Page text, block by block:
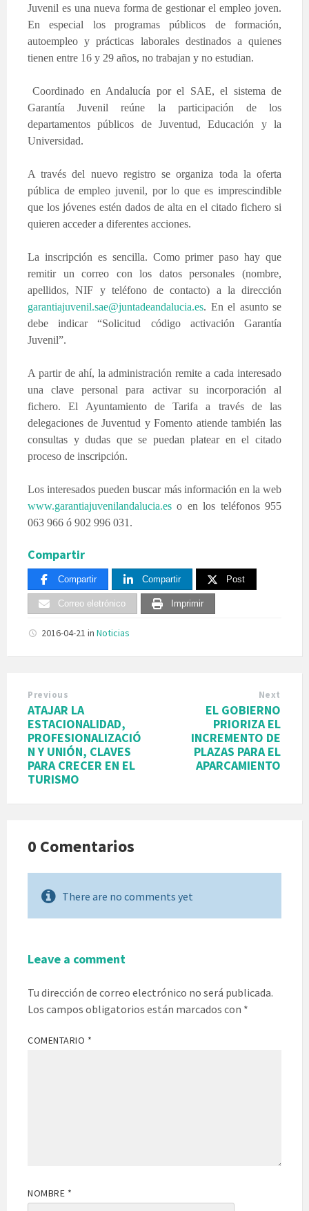
Juvenil es una nueva forma de gestionar el empleo joven.
En especial los programas públicos de formación,
autoempleo y prácticas laborales destinados a quienes
tienen entre 16 y 29 años, no trabajan y no estudian.
Coordinado en Andalucía por el SAE, el sistema de
Garantía Juvenil reúne la participación de los
departamentos públicos de Juventud, Educación y la
Universidad.
A través del nuevo registro se organiza toda la oferta
pública de empleo juvenil, por lo que es imprescindible
que los jóvenes estén dados de alta en el citado fichero si
quieren acceder a diferentes acciones.
La inscripción es sencilla. Como primer paso hay que
remitir un correo con los datos personales (nombre,
apellidos, NIF y teléfono de contacto) a la dirección
garantiajuvenil.sae@juntadeandalucia.es. En el asunto se
debe indicar “Solicitud código activación Garantía
Juvenil”.
A partir de ahí, la administración remite a cada interesado
una clave personal para activar su incorporación al
fichero. El Ayuntamiento de Tarifa a través de las
delegaciones de Juventud y Fomento atiende también las
consultas y dudas que se puedan platear en el citado
proceso de inscripción.
Los interesados pueden buscar más información en la web
www.garantiajuvenilandalucia.es o en los teléfonos 955
063 966 ó 902 996 031.
Compartir
Compartir Compartir Post
Correo eletrónico Imprimir
2016-04-21 in Noticias
Previous
ATAJAR LA
ESTACIONALIDAD,
PROFESIONALIZACIÓ
N Y UNIÓN, CLAVES
PARA CRECER EN EL
TURISMO
Next
EL GOBIERNO
PRIORIZA EL
INCREMENTO DE
PLAZAS PARA EL
APARCAMIENTO
0 Comentarios
There are no comments yet
Leave a comment
Tu dirección de correo electrónico no será publicada.
Los campos obligatorios están marcados con *
COMENTARIO *
NOMBRE *